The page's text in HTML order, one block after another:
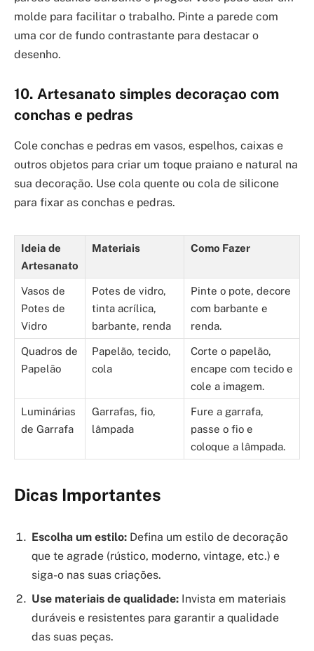
molde para facilitar o trabalho. Pinte a parede com
uma cor de fundo contrastante para destacar o
desenho.
10. Artesanato simples decoraçao com
conchas e pedras
Cole conchas e pedras em vasos, espelhos, caixas e
outros objetos para criar um toque praiano e natural na
sua decoração. Use cola quente ou cola de silicone
para fixar as conchas e pedras.
Ideia de
Artesanato
Materiais Como Fazer
Vasos de
Potes de
Vidro
Potes de vidro,
tinta acrílica,
barbante, renda
Pinte o pote, decore
com barbante e
renda.
Quadros de
Papelão
Papelão, tecido,
cola
Corte o papelão,
encape com tecido e
cole a imagem.
Luminárias
de Garrafa
Garrafas, fio,
lâmpada
Fure a garrafa,
passe o fio e
coloque a lâmpada.
Dicas Importantes
Escolha um estilo: Defina um estilo de decoração
que te agrade (rústico, moderno, vintage, etc.) e
siga-o nas suas criações.
Use materiais de qualidade: Invista em materiais
duráveis e resistentes para garantir a qualidade
das suas peças.